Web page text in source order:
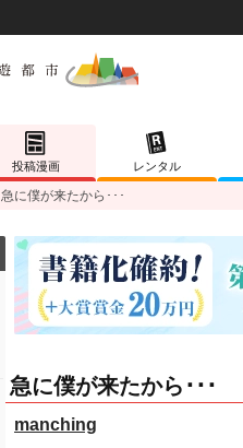
投稿漫画 レンタル
急に僕が来たから･･･
急に僕が来たから･･･
manching